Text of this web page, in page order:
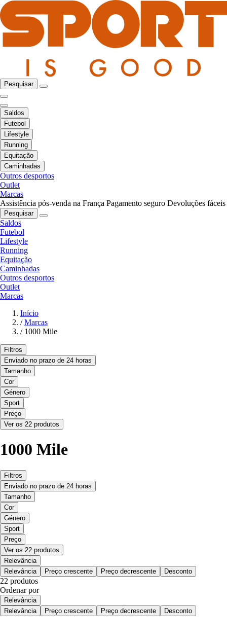
Pesquisar
Saldos
Futebol
Lifestyle
Running
Equitação
Caminhadas
Outros desportos
Outlet
Marcas
Assistência pós-venda na França Pagamento seguro Devoluções fáceis
Pesquisar
Saldos
Futebol
Lifestyle
Running
Equitação
Caminhadas
Outros desportos
Outlet
Marcas
Início
/ Marcas
/ 1000 Mile
Filtros
Enviado no prazo de 24 horas
Tamanho
Cor
Género
Sport
Preço
Ver os 22 produtos
1000 Mile
Filtros
Enviado no prazo de 24 horas
Tamanho
Cor
Género
Sport
Preço
Ver os 22 produtos
Relevância
Relevância
Preço crescente Preço decrescente Desconto
22 produtos
Ordenar por
Relevância
Relevância
Preço crescente Preço decrescente Desconto